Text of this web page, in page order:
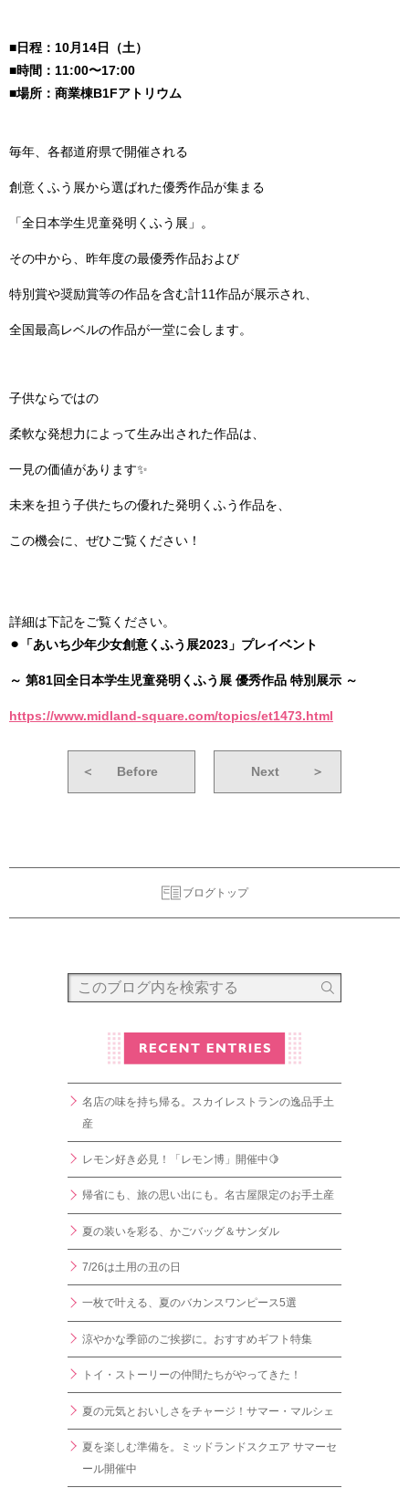
■日程：10月14日（土）
■時間：11:00〜17:00
■場所：商業棟B1Fアトリウム
毎年、各都道府県で開催される
創意くふう展から選ばれた優秀作品が集まる
「全日本学生児童発明くふう展」。
その中から、昨年度の最優秀作品および
特別賞や奨励賞等の作品を含む計11作品が展示され、
全国最高レベルの作品が一堂に会します。
子供ならではの
柔軟な発想力によって生み出された作品は、
一見の価値があります✨
未来を担う子供たちの優れた発明くふう作品を、
この機会に、ぜひご覧ください！
詳細は下記をご覧ください。
⚫︎「あいち少年少女創意くふう展2023」プレイベント
～ 第81回全日本学生児童発明くふう展 優秀作品 特別展示 ～
https://www.midland-square.com/topics/et1473.html
＜ Before Next ＞
ブログトップ
名店の味を持ち帰る。スカイレストランの逸品手土
産
レモン好き必見！「レモン博」開催中🍋
帰省にも、旅の思い出にも。名古屋限定のお手土産
夏の装いを彩る、かごバッグ＆サンダル
7/26は土用の丑の日
一枚で叶える、夏のバカンスワンピース5選
涼やかな季節のご挨拶に。おすすめギフト特集
トイ・ストーリーの仲間たちがやってきた！
夏の元気とおいしさをチャージ！サマー・マルシェ
夏を楽しむ準備を。ミッドランドスクエア サマーセ
ール開催中